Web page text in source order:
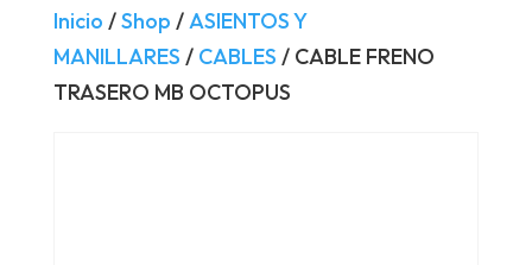
Inicio /Shop /ASIENTOS Y
MANILLARES / CABLES / CABLE FRENO
TRASERO MB OCTOPUS